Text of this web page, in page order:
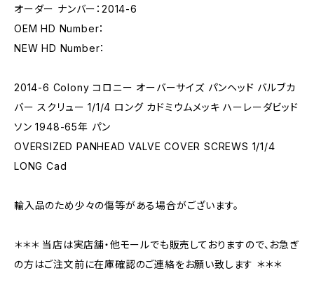
オーダー ナンバー：2014-6
OEM HD Number：
NEW HD Number：
2014-6 Colony コロニー オーバーサイズ パンヘッド バルブカ
バー スクリュー 1/1/4 ロング カドミウムメッキ ハーレーダビッド
ソン 1948-65年 パン
OVERSIZED PANHEAD VALVE COVER SCREWS 1/1/4
LONG Cad
輸入品のため少々の傷等がある場合がございます。
＊＊＊ 当店は実店舗・他モールでも販売しておりますので、お急ぎ
の方はご注文前に在庫確認のご連絡をお願い致します ＊＊＊